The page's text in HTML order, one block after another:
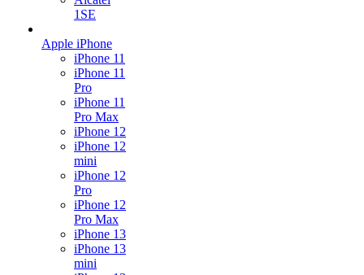
1SE
Apple iPhone
iPhone 11
iPhone 11
Pro
iPhone 11
Pro Max
iPhone 12
iPhone 12
mini
iPhone 12
Pro
iPhone 12
Pro Max
iPhone 13
iPhone 13
mini